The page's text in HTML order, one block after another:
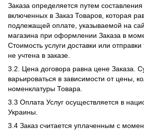
Заказа определяется путем
включенных в Заказ Товаров, которая
подлежащей оплате, указываемой на
магазина при оформлении Заказа в
Стоимость услуги доставки или
не учтена в заказе.
3.2. Цена договора равна цене Заказа.
варьироваться в зависимости от цены,
номенклатуры Товара.
3.3 Оплата Услуг осуществляется в
Украины.
3.4 Заказ считается уплаченным с